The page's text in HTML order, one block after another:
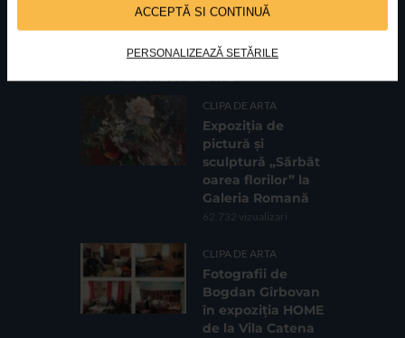
ACCEPTĂ SI CONTINUĂ
PERSONALIZEAZĂ SETĂRILE
Cod fiscal: 9164384Sediu social: Str. Delfinului, Nr. 6, parter Bl. 42,
Sc. 4, Ap. 197, Sector 2
CELE MAI VIZUALIZATE
CLIPA DE ARTA
Expoziția de
pictură și
sculptură „Sărbăt
oarea florilor” la
Galeria Romană
62.732 vizualizari
CLIPA DE ARTA
Fotografii de
Bogdan Gîrbovan
în expoziția HOME
de la Vila Catena